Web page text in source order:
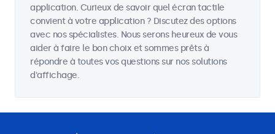
application. Curieux de savoir quel écran tactile
convient à votre application ? Discutez des options
avec nos spécialistes. Nous serons heureux de vous
aider à faire le bon choix et sommes prêts à
répondre à toutes vos questions sur nos solutions
d'affichage.